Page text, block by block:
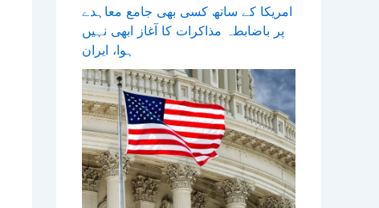
امریکا کے ساتھ کسی بھی جامع معاہدے
پر باضابطہ مذاکرات کا آغاز ابھی نہیں
ہوا، ایران